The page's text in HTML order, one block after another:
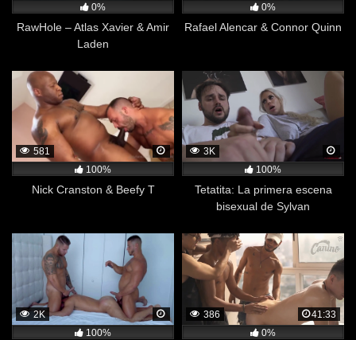
0%
RawHole – Atlas Xavier & Amir
Laden
0%
Rafael Alencar & Connor Quinn
581
100%
Nick Cranston & Beefy T
3K
100%
Tetatita: La primera escena
bisexual de Sylvan
2K
100%
386
41:33
0%